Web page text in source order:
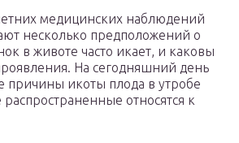
медицинских наблюдений
несколько предположений о
в животе часто икает, и каковы
На сегодняшний день
икоты плода в утробе
относятся к